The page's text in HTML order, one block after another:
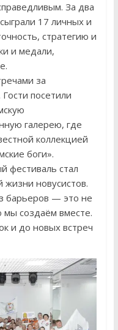
За два
17 личных и
стратегию и
и медали,
за
посетили
галерею, где
коллекцией
боги».
фестиваль стал
жизни новусистов.
барьеров — это не
мы создаём вместе.
и до новых встреч